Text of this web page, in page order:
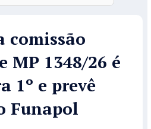
comissão
MP 1348/26 é
1º e prevê
Funapol